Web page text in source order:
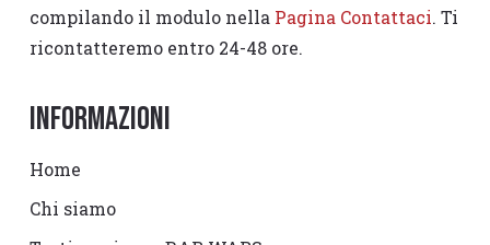
compilando il modulo nella Pagina Contattaci. Ti
ricontatteremo entro 24-48 ore.
Informazioni
Home
Chi siamo